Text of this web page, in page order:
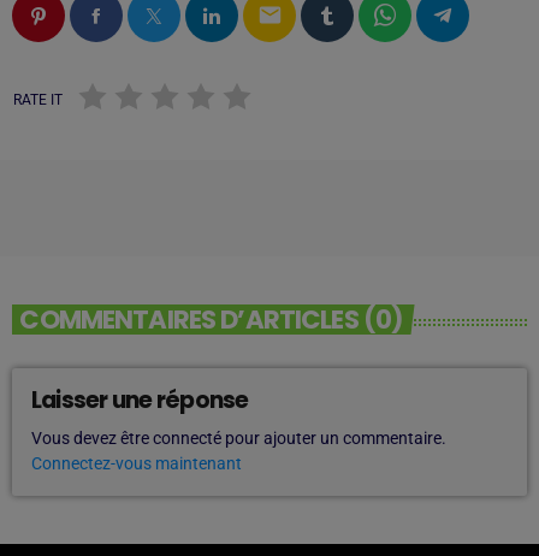
email
RATE IT
COMMENTAIRES D’ARTICLES (0)
Laisser une réponse
Vous devez être connecté pour ajouter un commentaire.
Connectez-vous maintenant